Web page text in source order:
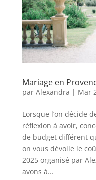
Mariage en
par Alexandra | Mar
Lorsque l’on décide
réflexion à avoir,
de budget différent
on vous dévoile le
2025 organisé par
avons à...